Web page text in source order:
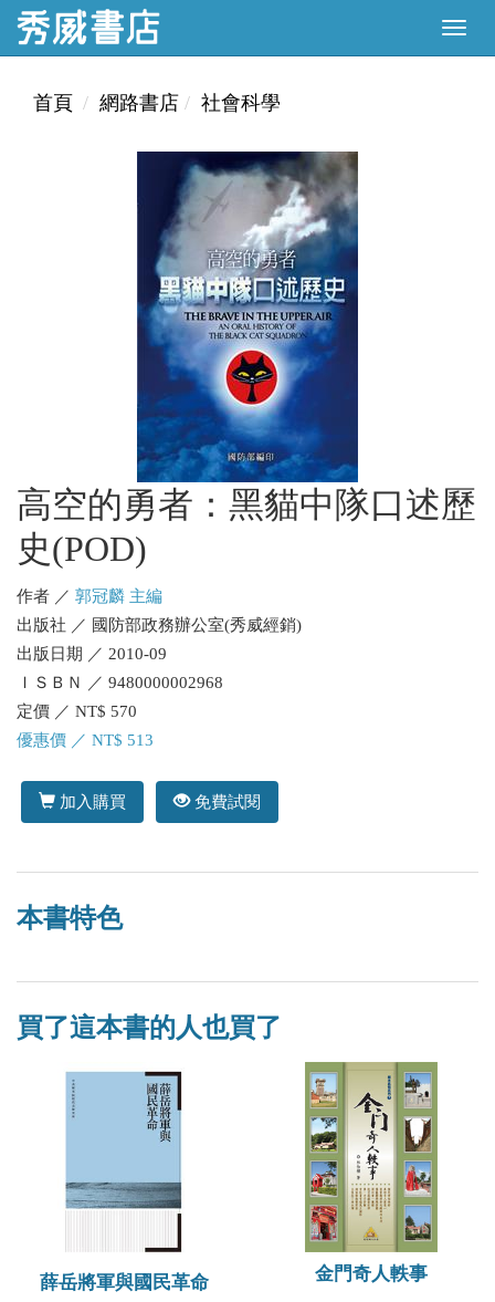
首頁 網路書店 社會科學
高空的勇者：黑貓中隊口述歷
史(POD)
作者 ／ 郭冠麟 主編
出版社 ／ 國防部政務辦公室(秀威經銷)
出版日期 ／ 2010-09
ＩＳＢＮ ／ 9480000002968
定價 ／ NT$ 570
優惠價 ／ NT$ 513
加入購買 免費試閱
本書特色
買了這本書的人也買了
薛岳將軍與國民革命 金門奇人軼事